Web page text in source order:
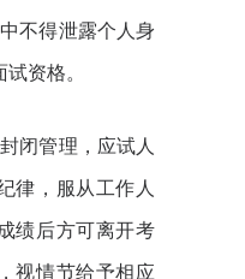
不得泄露个人身
资格。
闭管理，应试人
律，服从工作人
绩后方可离开考
视情节给予相应